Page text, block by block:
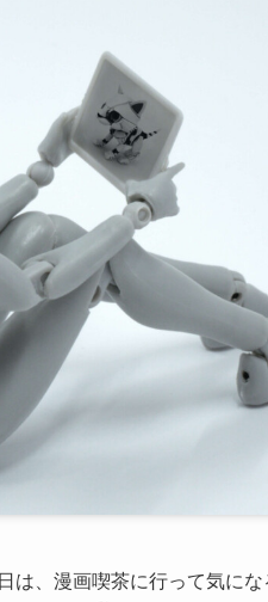
は、漫画喫茶に行って気に